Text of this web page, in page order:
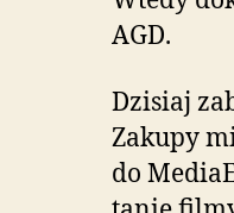
AGD.
Dzisiaj
Zakupy
do